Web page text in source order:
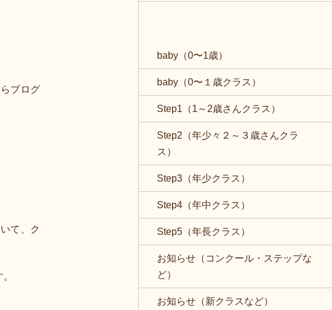
ブログ
て、ク
baby（0〜1歳）
baby（0〜１歳クラス）
Step1（1～2歳さんクラス）
Step2（年少々２～３歳さんクラ
ス）
Step3（年少クラス）
Step4（年中クラス）
Step5（年長クラス）
お知らせ（コンクール・ステップな
ど）
お知らせ（新クラスなど）